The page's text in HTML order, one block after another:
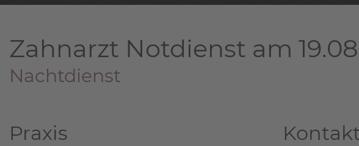
Zahnarzt Notdienst am
Nachtdienst
Praxis